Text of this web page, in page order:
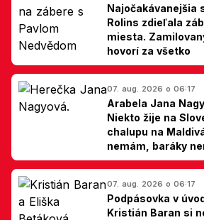
Najočakávanejšia
Rolins zdieľala
miesta.
hovorí za všetko
07. aug. 2026 o 06:17
Arabela Jana
Niekto žije na
chalupu na
nemám, baráky
Slovákom
07. aug. 2026 o 06:17
Podpásovka v
Kristián Baran si